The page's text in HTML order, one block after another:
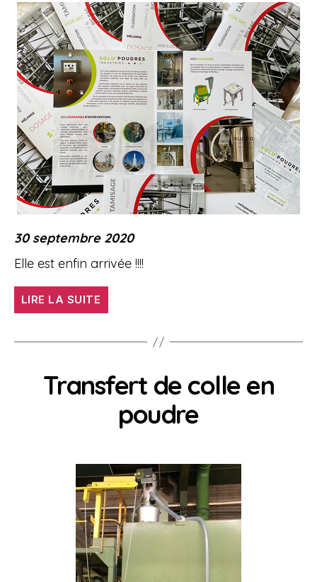
densités »
30 septembre 2020
Elle est enfin arrivée !!!!
LIRE LA SUITE
plaquette »
Transfert de colle en
poudre